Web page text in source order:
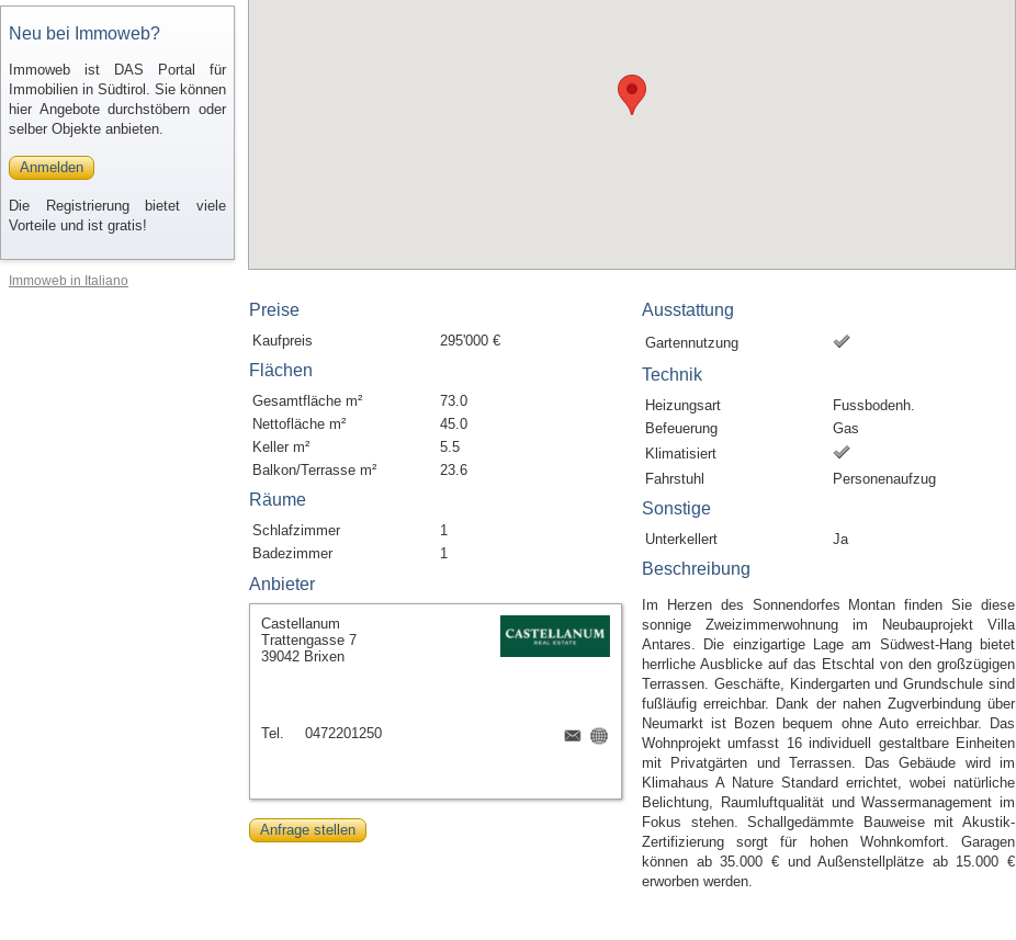
Neu bei Immoweb?
Immoweb ist DAS Portal für
Immobilien in Südtirol. Sie können
hier Angebote durchstöbern oder
selber Objekte anbieten.
Anmelden
Die Registrierung bietet viele
Vorteile und ist gratis!
Immoweb in Italiano
Preise
Kaufpreis 295'000 €
Flächen
Gesamtfläche m²
73.0
Nettofläche m²
45.0
Keller m²
5.5
Balkon/Terrasse m²
23.6
Räume
Schlafzimmer
1
Badezimmer
1
Ausstattung
Gartennutzung
Technik
Heizungsart
Fussbodenh.
Befeuerung
Gas
Klimatisiert
Fahrstuhl
Personenaufzug
Sonstige
Unterkellert Ja
Beschreibung
Im Herzen des Sonnendorfes Montan finden Sie diese
sonnige Zweizimmerwohnung im Neubauprojekt Villa
Antares. Die einzigartige Lage am Südwest-Hang bietet
herrliche Ausblicke auf das Etschtal von den großzügigen
Terrassen. Geschäfte, Kindergarten und Grundschule sind
fußläufig erreichbar. Dank der nahen Zugverbindung über
Neumarkt ist Bozen bequem ohne Auto erreichbar. Das
Wohnprojekt umfasst 16 individuell gestaltbare Einheiten
mit Privatgärten und Terrassen. Das Gebäude wird im
Klimahaus A Nature Standard errichtet, wobei natürliche
Belichtung, Raumluftqualität und Wassermanagement im
Fokus stehen. Schallgedämmte Bauweise mit Akustik-
Zertifizierung sorgt für hohen Wohnkomfort. Garagen
können ab 35.000 € und Außenstellplätze ab 15.000 €
erworben werden.
Anbieter
Castellanum
Trattengasse 7
39042 Brixen
Tel. 0472201250
Anfrage stellen